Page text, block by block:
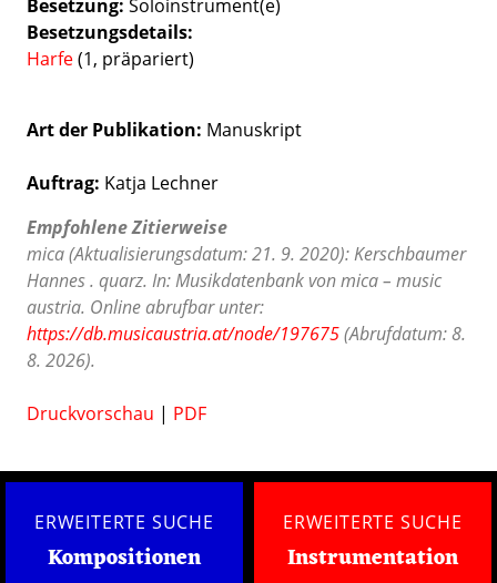
Besetzung Soloinstrument(e)
Besetzungsdetails
Harfe(1, präpariert)
Art der Publikation Manuskript
Auftrag: Katja Lechner
Empfohlene Zitierweise
mica (Aktualisierungsdatum: 21. 9. 2020): Kerschbaumer
Hannes . quarz. In: Musikdatenbank von mica – music
austria. Online abrufbar unter:
https://db.musicaustria.at/node/197675(Abrufdatum: 8.
8. 2026).
Druckvorschau | PDF
ERWEITERTE SUCHE
Kompositionen
ERWEITERTE SUCHE
Instrumentation